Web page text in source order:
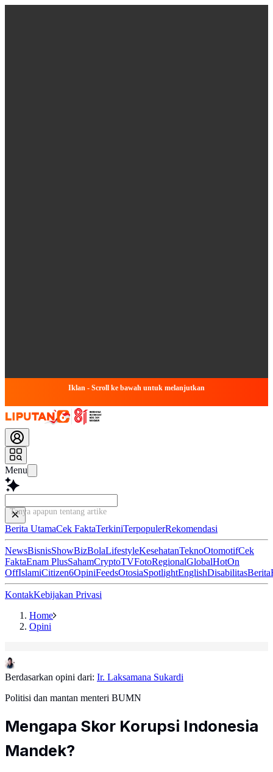
Iklan - Scroll ke bawah untuk melanjutkan
Menu
Tanya apapun tentang artikel ini...
Berita UtamaCek FaktaTerkiniTerpopulerRekomendasi
NewsBisnisShowBizBolaLifestyleKesehatanTeknoOtomotifCek
FaktaEnam PlusSahamCryptoTVFotoRegionalGlobalHotOn
OffIslamiCitizen6OpiniFeedsOtosiaSpotlightEnglishDisabilitasBerita
KontakKebijakan Privasi
Home
Opini
Berdasarkan opini dari: Ir. Laksamana Sukardi
Politisi dan mantan menteri BUMN
Mengapa Skor Korupsi Indonesia
Mandek?